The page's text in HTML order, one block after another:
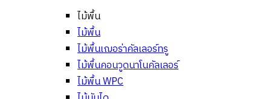
ไม้พื้น
ไม้พื้น
ไม้พื้นเฌอร่าคัลเลอร์ทรู
ไม้พื้นคอนวูดนาโนคัลเลอร์
ไม้พื้น WPC